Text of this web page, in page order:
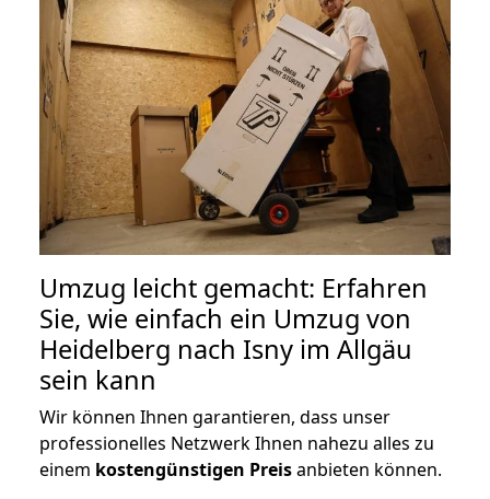
Umzug leicht gemacht: Erfahren
Sie, wie einfach ein Umzug von
Heidelberg nach Isny im Allgäu
sein kann
Wir können Ihnen garantieren, dass unser
professionelles Netzwerk Ihnen nahezu alles zu
einem kostengünstigen Preisanbieten können.